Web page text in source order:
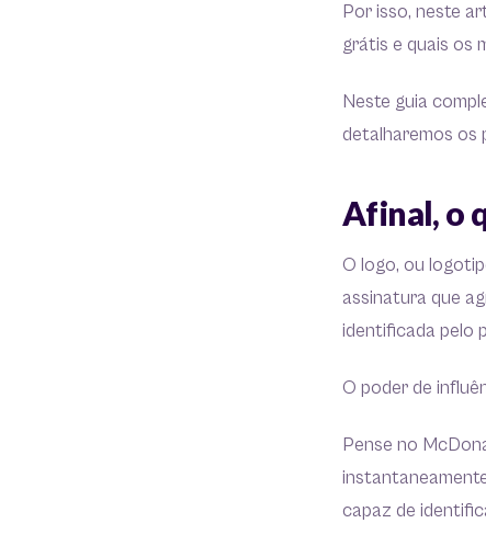
Por isso, neste
grátis e quais os
Neste guia
detalharemos os
Afinal, o
O logo, ou
assinatura que
identificada pelo
O poder de
Pense no
capaz de